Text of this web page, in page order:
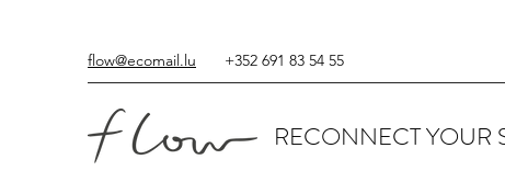
flow@ecomail.lu +352 691 83 54 55
RECONNECT YOUR